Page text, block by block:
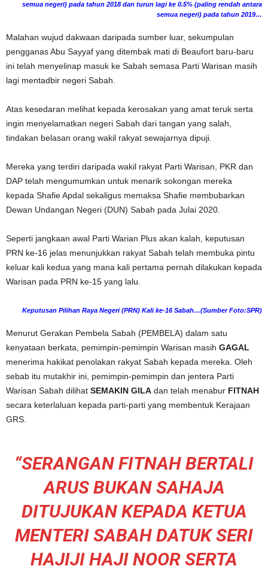
semua negeri) pada tahun 2018 dan turun lagi ke 0.5% (paling rendah antara
semua negeri) pada tahun 2019…
Malahan wujud dakwaan daripada sumber luar, sekumpulan
pengganas Abu Sayyaf yang ditembak mati di Beaufort baru-baru
ini telah menyelinap masuk ke Sabah semasa Parti Warisan masih
lagi mentadbir negeri Sabah.
Atas kesedaran melihat kepada kerosakan yang amat teruk serta
ingin menyelamatkan negeri Sabah dari tangan yang salah,
tindakan belasan orang wakil rakyat sewajarnya dipuji.
Mereka yang terdiri daripada wakil rakyat Parti Warisan, PKR dan
DAP telah mengumumkan untuk menarik sokongan mereka
kepada Shafie Apdal sekaligus memaksa Shafie membubarkan
Dewan Undangan Negeri (DUN) Sabah pada Julai 2020.
Seperti jangkaan awal Parti Warian Plus akan kalah, keputusan
PRN ke-16 jelas menunjukkan rakyat Sabah telah membuka pintu
keluar kali kedua yang mana kali pertama pernah dilakukan kepada
Warisan pada PRN ke-15 yang lalu.
Keputusan Pilihan Raya Negeri (PRN) Kali ke-16 Sabah…(Sumber Foto:SPR)
Menurut Gerakan Pembela Sabah (PEMBELA) dalam satu
kenyataan berkata, pemimpin-pemimpin Warisan masih GAGAL
menerima hakikat penolakan rakyat Sabah kepada mereka. Oleh
sebab itu mutakhir ini, pemimpin-pemimpin dan jentera Parti
Warisan Sabah dilihat SEMAKIN GILA dan telah menabur FITNAH
secara keterlaluan kepada parti-parti yang membentuk Kerajaan
GRS.
“SERANGAN FITNAH BERTALI
ARUS BUKAN SAHAJA
DITUJUKAN KEPADA KETUA
MENTERI SABAH DATUK SERI
HAJIJI HAJI NOOR SERTA